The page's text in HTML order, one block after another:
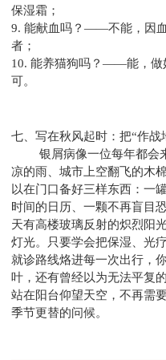
保湿霜；
9. 能献血吗？——不能，因
者；
10. 能养猫狗吗？——能，做
可。
七、写在秋风起时：把“作战
银屑病像一位每年都会
凉的雨、城市上空翻飞的木
以在门口备好三样东西：一
时间的日历、一颗不再盲目
天有高楼玻璃反射的炽烈阳
灯光。只要学会把保湿、光
就诊路线烙进每一次出行，
叶，还有曾经以为无法平复
站在阳台仰望天空，不再需
季节更替的问候。